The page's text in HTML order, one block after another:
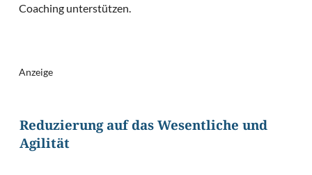
Coaching unterstützen.
Anzeige
Reduzierung auf das Wesentliche und
Agilität